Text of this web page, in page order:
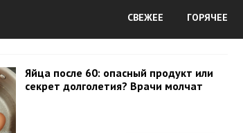
СВЕЖЕЕ ГОРЯЧЕЕ
Яйца после 60: опасный продукт или
секрет долголетия? Врачи молчат